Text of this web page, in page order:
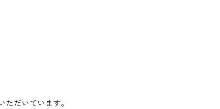
だいています。